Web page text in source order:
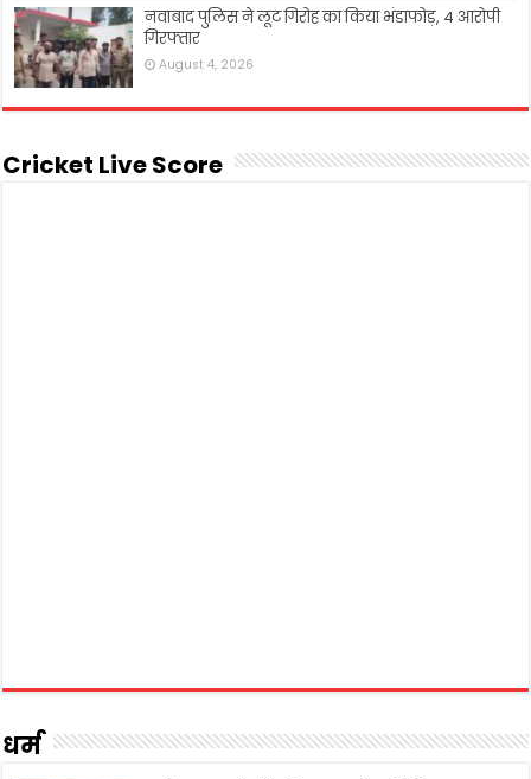
नवाबाद पुलिस ने लूट गिरोह का किया भंडाफोड़, 4 आरोपी
गिरफ्तार
August 4, 2026
Cricket Live Score
धर्म